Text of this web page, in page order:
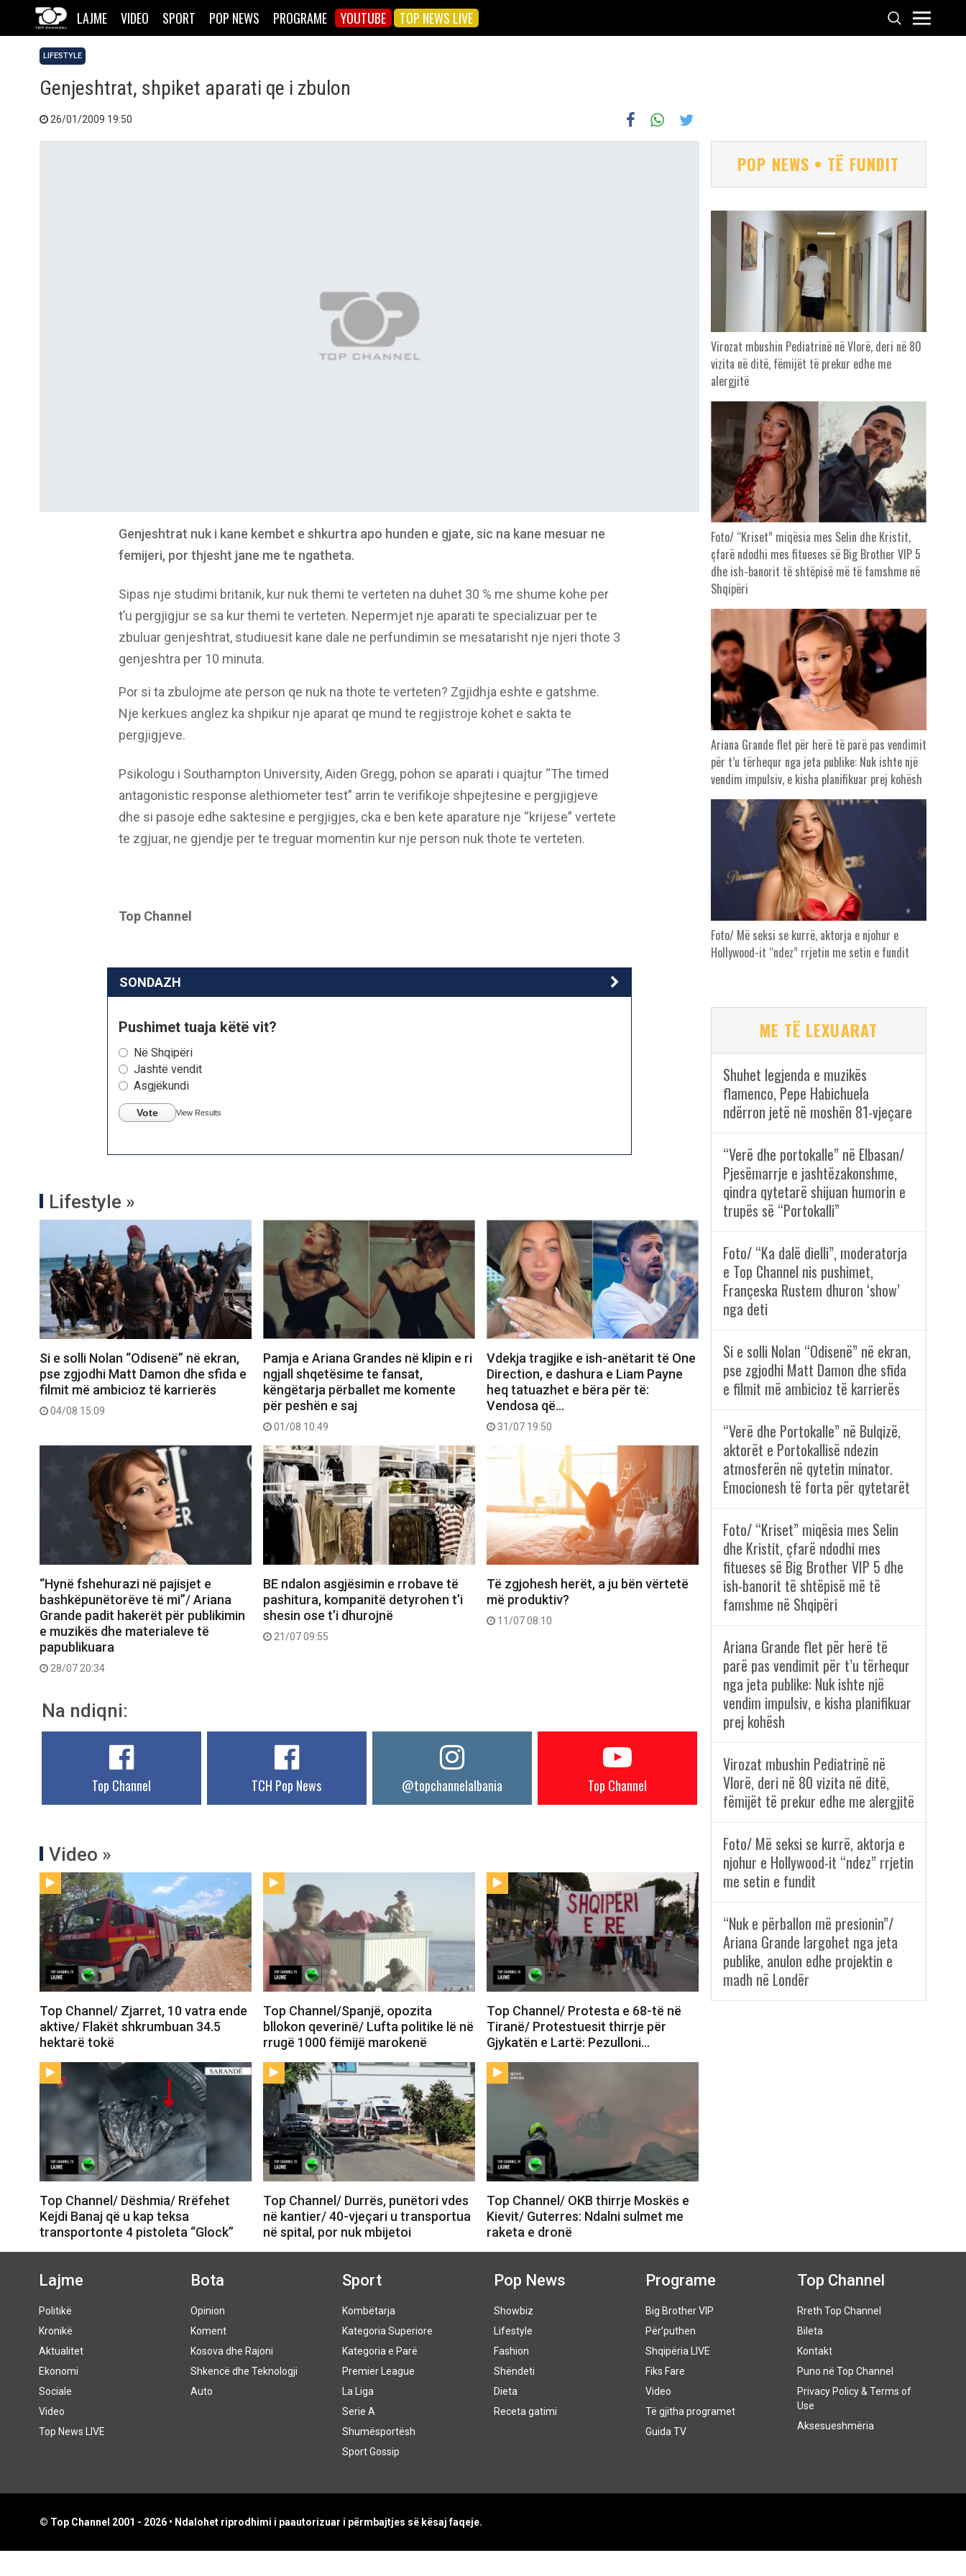
LAJME VIDEO SPORT POP NEWS PROGRAME YOUTUBE TOP NEWS LIVE
LIFESTYLE
Genjeshtrat, shpiket aparati qe i zbulon
26/01/2009 19:50
Genjeshtrat nuk i kane kembet e shkurtra apo hunden e gjate, sic na kane mesuar ne
femijeri, por thjesht jane me te ngatheta.
Sipas nje studimi britanik, kur nuk themi te verteten na duhet 30 % me shume kohe per
t’u pergjigjur se sa kur themi te verteten. Nepermjet nje aparati te specializuar per te
zbuluar genjeshtrat, studiuesit kane dale ne perfundimin se mesatarisht nje njeri thote 3
genjeshtra per 10 minuta.
Por si ta zbulojme ate person qe nuk na thote te verteten? Zgjidhja eshte e gatshme.
Nje kerkues anglez ka shpikur nje aparat qe mund te regjistroje kohet e sakta te
pergjigjeve.
Psikologu i Southampton University, Aiden Gregg, pohon se aparati i quajtur “The timed
antagonistic response alethiometer test” arrin te verifikoje shpejtesine e pergjigjeve
dhe si pasoje edhe saktesine e pergjigjes, cka e ben kete aparature nje “krijese” vertete
te zgjuar, ne gjendje per te treguar momentin kur nje person nuk thote te verteten.
Top Channel
SONDAZH
Pushimet tuaja këtë vit?
Në Shqipëri
Jashtë vendit
Asgjëkundi
Vote View Results
Lifestyle »
Si e solli Nolan “Odisenë” në ekran,
pse zgjodhi Matt Damon dhe sfida e
filmit më ambicioz të karrierës
04/08 15:09
Pamja e Ariana Grandes në klipin e ri
ngjall shqetësime te fansat,
këngëtarja përballet me komente
për peshën e saj
01/08 10:49
Vdekja tragjike e ish-anëtarit të One
Direction, e dashura e Liam Payne
heq tatuazhet e bëra për të:
Vendosa që…
31/07 19:50
“Hynë fshehurazi në pajisjet e
bashkëpunëtorëve të mi”/ Ariana
Grande padit hakerët për publikimin
e muzikës dhe materialeve të
papublikuara
28/07 20:34
BE ndalon asgjësimin e rrobave të
pashitura, kompanitë detyrohen t’i
shesin ose t’i dhurojnë
21/07 09:55
Të zgjohesh herët, a ju bën vërtetë
më produktiv?
11/07 08:10
Na ndiqni:
Top Channel TCH Pop News @topchannelalbania Top Channel
Video »
Top Channel/ Zjarret, 10 vatra ende
aktive/ Flakët shkrumbuan 34.5
hektarë tokë
Top Channel/Spanjë, opozita
bllokon qeverinë/ Lufta politike lë në
rrugë 1000 fëmijë marokenë
Top Channel/ Protesta e 68-të në
Tiranë/ Protestuesit thirrje për
Gjykatën e Lartë: Pezulloni…
Top Channel/ Dëshmia/ Rrëfehet
Kejdi Banaj që u kap teksa
transportonte 4 pistoleta “Glock”
Top Channel/ Durrës, punëtori vdes
në kantier/ 40-vjeçari u transportua
në spital, por nuk mbijetoi
Top Channel/ OKB thirrje Moskës e
Kievit/ Guterres: Ndalni sulmet me
raketa e dronë
POP NEWS • TË FUNDIT
Virozat mbushin Pediatrinë në Vlorë, deri në 80
vizita në ditë, fëmijët të prekur edhe me
alergjitë
Foto/ “Kriset” miqësia mes Selin dhe Kristit,
çfarë ndodhi mes fitueses së Big Brother VIP 5
dhe ish-banorit të shtëpisë më të famshme në
Shqipëri
Ariana Grande flet për herë të parë pas vendimit
për t’u tërhequr nga jeta publike: Nuk ishte një
vendim impulsiv, e kisha planifikuar prej kohësh
Foto/ Më seksi se kurrë, aktorja e njohur e
Hollywood-it “ndez” rrjetin me setin e fundit
ME TË LEXUARAT
Shuhet legjenda e muzikës
flamenco, Pepe Habichuela
ndërron jetë në moshën 81-vjeçare
“Verë dhe portokalle” në Elbasan/
Pjesëmarrje e jashtëzakonshme,
qindra qytetarë shijuan humorin e
trupës së “Portokalli”
Foto/ “Ka dalë dielli”, moderatorja
e Top Channel nis pushimet,
Françeska Rustem dhuron ‘show’
nga deti
Si e solli Nolan “Odisenë” në ekran,
pse zgjodhi Matt Damon dhe sfida
e filmit më ambicioz të karrierës
“Verë dhe Portokalle” në Bulqizë,
aktorët e Portokallisë ndezin
atmosferën në qytetin minator.
Emocionesh të forta për qytetarët
Foto/ “Kriset” miqësia mes Selin
dhe Kristit, çfarë ndodhi mes
fitueses së Big Brother VIP 5 dhe
ish-banorit të shtëpisë më të
famshme në Shqipëri
Ariana Grande flet për herë të
parë pas vendimit për t’u tërhequr
nga jeta publike: Nuk ishte një
vendim impulsiv, e kisha planifikuar
prej kohësh
Virozat mbushin Pediatrinë në
Vlorë, deri në 80 vizita në ditë,
fëmijët të prekur edhe me alergjitë
Foto/ Më seksi se kurrë, aktorja e
njohur e Hollywood-it “ndez” rrjetin
me setin e fundit
“Nuk e përballon më presionin”/
Ariana Grande largohet nga jeta
publike, anulon edhe projektin e
madh në Londër
Lajme
Politikë
Kronikë
Aktualitet
Ekonomi
Sociale
Video
Top News LIVE
Bota
Opinion
Koment
Kosova dhe Rajoni
Shkencë dhe Teknologji
Auto
Sport
Kombëtarja
Kategoria Superiore
Kategoria e Parë
Premier League
La Liga
Serie A
Shumësportësh
Sport Gossip
Pop News
Showbiz
Lifestyle
Fashion
Shëndeti
Dieta
Receta gatimi
Programe
Big Brother VIP
Për’puthen
Shqipëria LIVE
Fiks Fare
Video
Të gjitha programet
Guida TV
Top Channel
Rreth Top Channel
Bileta
Kontakt
Puno në Top Channel
Privacy Policy & Terms of
Use
Aksesueshmëria
© Top Channel 2001 - 2026 • Ndalohet riprodhimi i paautorizuar i përmbajtjes së kësaj faqeje.